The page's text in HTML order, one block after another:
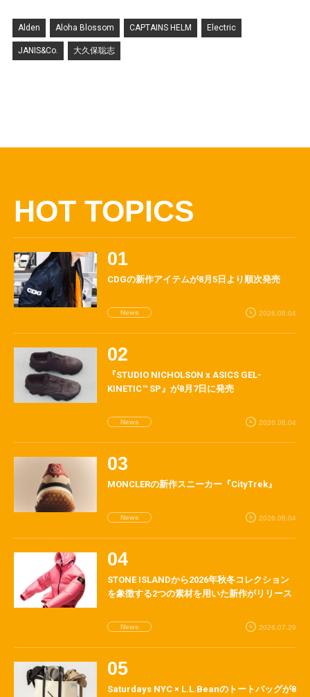
Alden Aloha Blossom CAPTAINS HELM Electric
JANIS&Co. 大久保聡志
HOT TOPICS
CDGの新作アイテムが8月5日より順次発売
News 2026.08.04
『STUDIO NICHOLSON x ASICS GEL-
KINETIC™ SP』が8月7日に発売
News 2026.08.04
MONCLERの新作スニーカー『CityTrek』
News 2026.08.04
STONE ISLANDから2026年秋冬コレクション
を象徴する2つの素材を用いた新作がリリース
News 2026.07.29
Saturdays NYC × L.L.Beanのトートバッグが8